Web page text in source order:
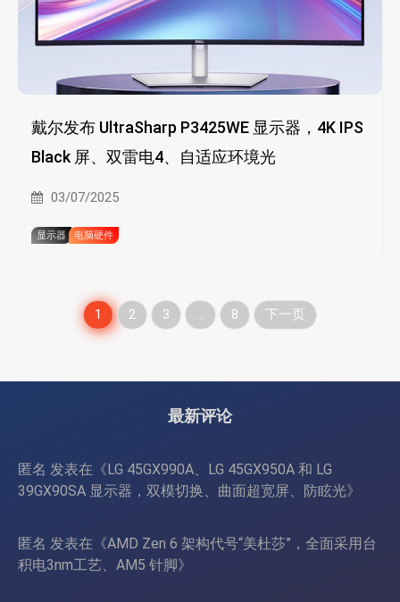
戴尔发布 UltraSharp P3425WE 显示器，4K IPS
Black 屏、双雷电4、自适应环境光
03/07/2025
显示器 电脑硬件
文
分
1 2 3 … 8 下一页
最新评论
匿名 发表在《LG 45GX990A、LG 45GX950A 和 LG
39GX90SA 显示器，双模切换、曲面超宽屏、防眩光》
匿名 发表在《AMD Zen 6 架构代号“美杜莎”，全面采用台
积电3nm工艺、AM5 针脚》